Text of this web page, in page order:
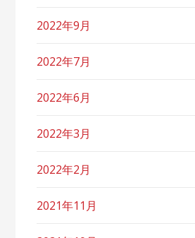
2022年9月
2022年7月
2022年6月
2022年3月
2022年2月
2021年11月